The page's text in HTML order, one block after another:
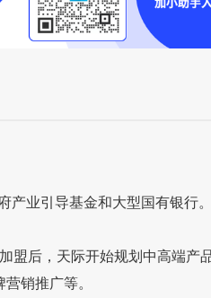
产业引导基金和大型国有银行
盟后，天际开始规划中高端产
销推广等。